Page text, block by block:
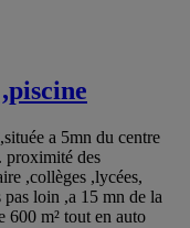
a 5mn du centre
des
,collèges ,lycées,
pas loin ,a 15 mn de la
600 m² tout en auto